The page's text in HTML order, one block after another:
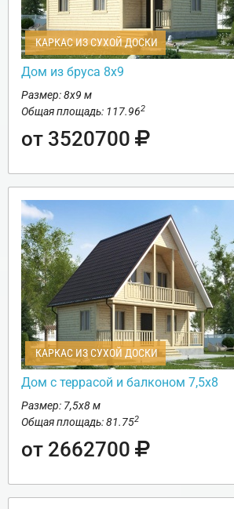
КАРКАС ИЗ СУХОЙ ДОСКИ
Дом из бруса 8х9
Размер: 8х9 м
Общая площадь: 117.962
от 3520700
КАРКАС ИЗ СУХОЙ ДОСКИ
Дом с террасой и балконом 7,5х8
Размер: 7,5х8 м
Общая площадь: 81.752
от 2662700